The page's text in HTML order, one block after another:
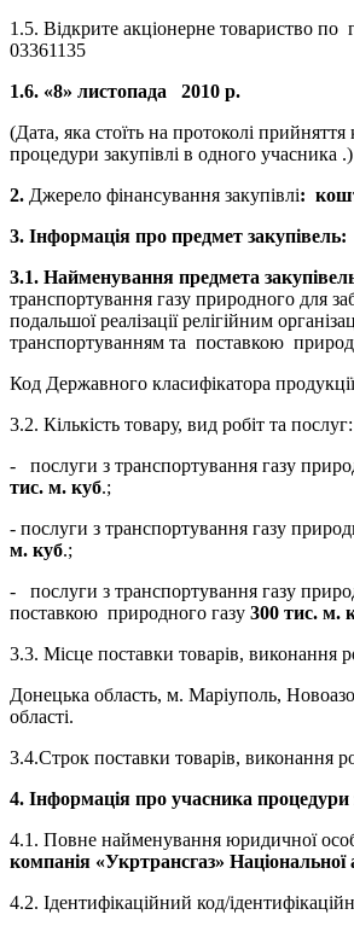
1.5. Відкрите акціонерне товариство
03361135
1.6. «8» листопада 2010 р.
(Дата, яка стоїть на протоколі
процедури закупівлі в одного учасника .)
2. Джерело фінансування закупівлі:
3. Інформація про предмет закупівель:
3.1. Найменування предмета
транспортування газу природного для
подальшої реалізації релігійним
транспортуванням та поставкою
Код Державного класифікатора
3.2. Кількість товару, вид робіт та послуг:
- послуги з транспортування газу
тис. м. куб.;
- послуги з транспортування газу
м. куб.;
- послуги з транспортування газу
поставкою природного газу 300 тис. м.
3.3. Місце поставки товарів, виконання
Донецька область, м. Маріуполь,
області.
3.4.Строк поставки товарів, виконання
4. Інформація про учасника процедури
4.1. Повне найменування юридичної
компанія «Укртрансгаз» Національної
4.2. Ідентифікаційний код/